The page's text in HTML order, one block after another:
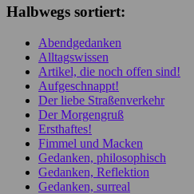
Halbwegs sortiert:
Abendgedanken
Alltagswissen
Artikel, die noch offen sind!
Aufgeschnappt!
Der liebe Straßenverkehr
Der Morgengruß
Ersthaftes!
Fimmel und Macken
Gedanken, philosophisch
Gedanken, Reflektion
Gedanken, surreal